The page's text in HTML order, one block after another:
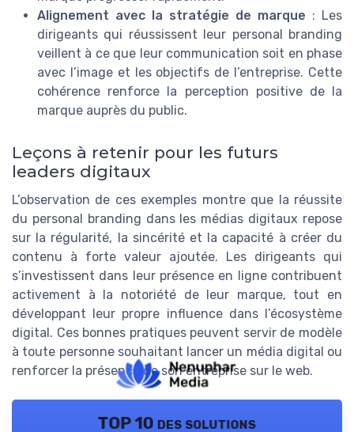
Alignement avec la stratégie de marque : Les
dirigeants qui réussissent leur personal branding
veillent à ce que leur communication soit en phase
avec l’image et les objectifs de l’entreprise. Cette
cohérence renforce la perception positive de la
marque auprès du public.
Leçons à retenir pour les futurs
leaders digitaux
L’observation de ces exemples montre que la réussite
du personal branding dans les médias digitaux repose
sur la régularité, la sincérité et la capacité à créer du
contenu à forte valeur ajoutée. Les dirigeants qui
s’investissent dans leur présence en ligne contribuent
activement à la notoriété de leur marque, tout en
développant leur propre influence dans l’écosystème
digital. Ces bonnes pratiques peuvent servir de modèle
à toute personne souhaitant lancer un média digital ou
renforcer la présence de son entreprise sur le web.
TOP 10 des solutions